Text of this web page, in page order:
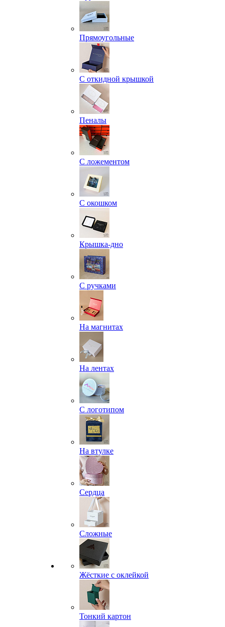
Прямоугольные
С откидной крышкой
Пеналы
С ложементом
С окошком
Крышка-дно
С ручками
На магнитах
На лентах
С логотипом
На втулке
Сердца
Сложные
Жёсткие с оклейкой
Тонкий картон